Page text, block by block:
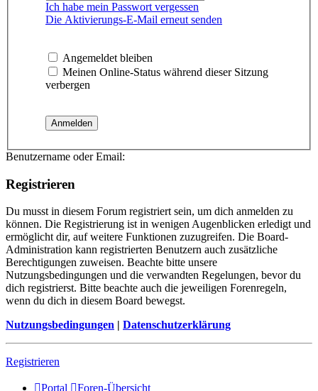
Ich habe mein Passwort vergessen
Die Aktivierungs-E-Mail erneut senden
Angemeldet bleiben
Meinen Online-Status während dieser Sitzung
verbergen
Benutzername oder Email:
Registrieren
Du musst in diesem Forum registriert sein, um dich anmelden zu
können. Die Registrierung ist in wenigen Augenblicken erledigt und
ermöglicht dir, auf weitere Funktionen zuzugreifen. Die Board-
Administration kann registrierten Benutzern auch zusätzliche
Berechtigungen zuweisen. Beachte bitte unsere
Nutzungsbedingungen und die verwandten Regelungen, bevor du
dich registrierst. Bitte beachte auch die jeweiligen Forenregeln,
wenn du dich in diesem Board bewegst.
Nutzungsbedingungen
Datenschutzerklärung
Registrieren
Portal Foren-Übersicht